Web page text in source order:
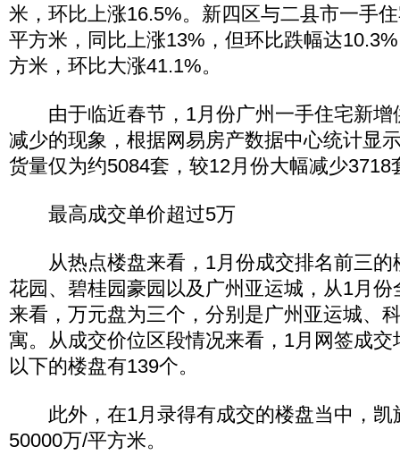
米，环比上涨16.5%。新四区与二县市一手
平方米，同比上涨13%，但环比跌幅达
方米，环比大涨41.1%。
由于临近春节，1月份广州一手住宅新增
减少的现象，根据网易房产数据中心统计显
货量仅为约5084套，较12月份大幅减少3718
最高成交单价超过5万
从热点楼盘来看，1月份成交排名前三的
花园、碧桂园豪园以及广州亚运城，从1月
来看，万元盘为三个，分别是广州亚运城、
寓。从成交价位区段情况来看，1月网签成
以下的楼盘有139个。
此外，在1月录得有成交的楼盘当中，凯
50000万/平方米。